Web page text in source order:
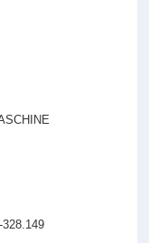
4
10M
MASCHINE